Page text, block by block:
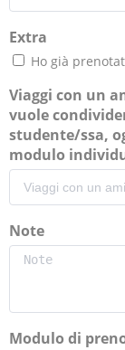
Extra
Ho già
Viaggi con un
vuole
studente/ssa,
modulo
Note
Modulo di